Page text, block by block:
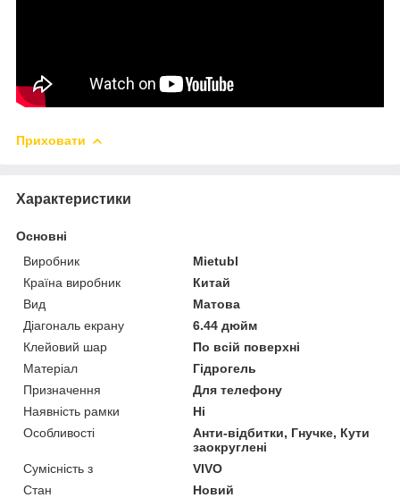
Приховати
Характеристики
Основні
Виробник
Mietubl
Країна виробник
Китай
Вид
Матова
Діагональ екрану
6.44 дюйм
Клейовий шар
По всій поверхні
Матеріал
Гідрогель
Призначення
Для телефону
Наявність рамки
Ні
Особливості
Анти-відбитки, Гнучке, Кути
заокруглені
Сумісність з
VIVO
Стан
Новий